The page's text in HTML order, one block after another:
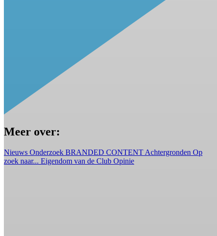
Meer over:
Nieuws Onderzoek BRANDED CONTENT Achtergronden Op
zoek naar... Eigendom van de Club Opinie